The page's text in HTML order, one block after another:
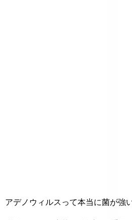
アデノウィルスって本当に菌が強